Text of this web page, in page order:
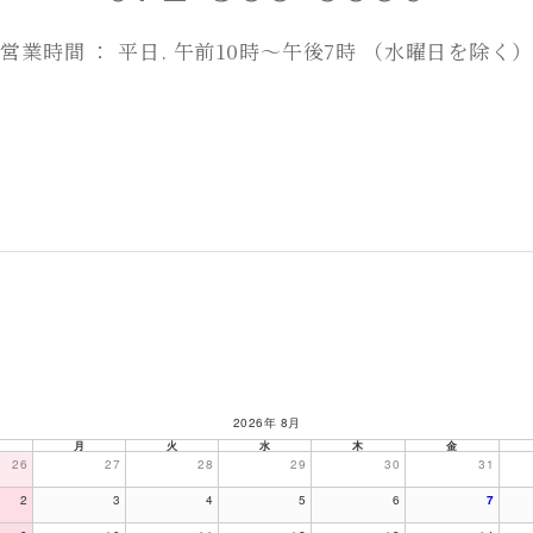
営業時間 ： 平日. 午前10時～午後7時 （水曜日を除く）
2026年 8月
月 火 水 木 金
26 27 28 29 30 31
2 3 4 5 6 7